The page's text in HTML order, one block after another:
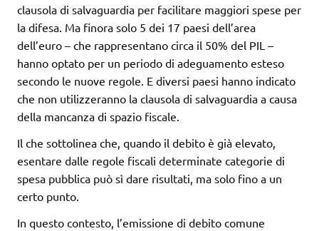
clausola di salvaguardia per facilitare maggiori spese per
la difesa. Ma finora solo 5 dei 17 paesi dell’area
dell’euro – che rappresentano circa il 50% del PIL –
hanno optato per un periodo di adeguamento esteso
secondo le nuove regole. E diversi paesi hanno indicato
che non utilizzeranno la clausola di salvaguardia a causa
della mancanza di spazio fiscale.
Il che sottolinea che, quando il debito è già elevato,
esentare dalle regole fiscali determinate categorie di
spesa pubblica può sì dare risultati, ma solo fino a un
certo punto.
In questo contesto, l’emissione di debito comune